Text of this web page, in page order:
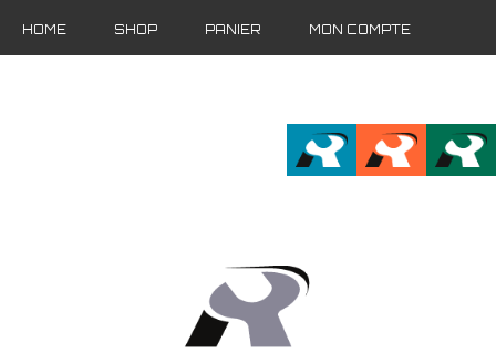
HOME SHOP PANIER MON COMPTE